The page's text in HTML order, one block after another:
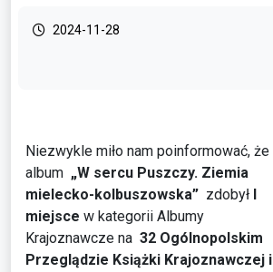
2024-11-28
Niezwykle miło nam poinformować, że
album „W sercu Puszczy. Ziemia
mielecko-kolbuszowska” zdobył I
miejsce w kategorii Albumy
Krajoznawcze na 32 Ogólnopolskim
Przeglądzie Książki Krajoznawczej i